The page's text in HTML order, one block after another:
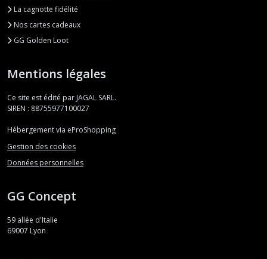
La cagnotte fidélité
Nos cartes cadeaux
GG Golden Loot
Mentions légales
Ce site est édité par JAGAL SARL.
SIREN : 88755977100027
Hébergement via eProShopping
Gestion des cookies
Données personnelles
GG Concept
59 allée d'Italie
69007 Lyon